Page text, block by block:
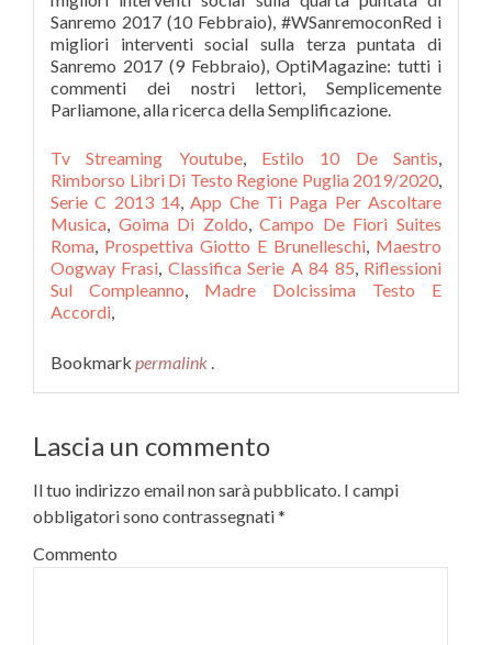
Tv Streaming Youtube, Estilo 10 De Santis,
Rimborso Libri Di Testo Regione Puglia 2019/2020,
Serie C 2013 14,App Che Ti Paga Per Ascoltare
Musica, Goima Di Zoldo,Campo De Fiori Suites
Roma, Prospettiva Giotto E Brunelleschi, Maestro
Oogway Frasi, Classifica Serie A 84 85, Riflessioni
Sul Compleanno, Madre Dolcissima Testo E
Accordi,
Bookmark permalink .
Lascia un commento
Il tuo indirizzo email non sarà pubblicato. I campi
obbligatori sono contrassegnati*
Commento